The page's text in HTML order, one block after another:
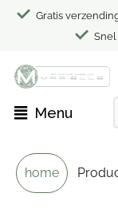
Gratis
Menu
home